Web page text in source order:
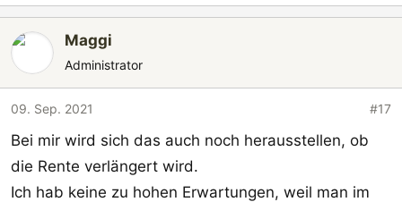
Maggi
Administrator
09. Sep. 2021 #17
Bei mir wird sich das auch noch herausstellen, ob
die Rente verlängert wird.
Ich hab keine zu hohen Erwartungen, weil man im